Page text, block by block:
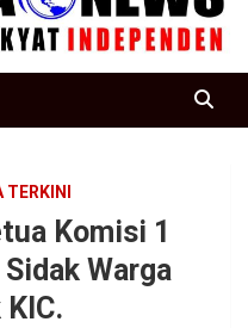
Komisi 1
Warga